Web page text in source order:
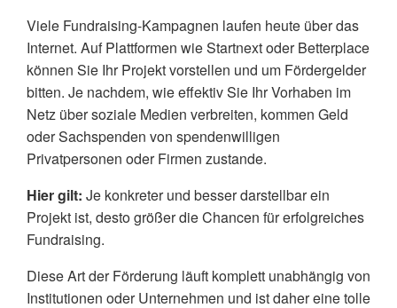
Viele Fundraising-Kampagnen laufen heute über das
Internet. Auf Plattformen wie Startnext oder Betterplace
können Sie Ihr Projekt vorstellen und um Fördergelder
bitten. Je nachdem, wie effektiv Sie Ihr Vorhaben im
Netz über soziale Medien verbreiten, kommen Geld
oder Sachspenden von spendenwilligen
Privatpersonen oder Firmen zustande.
Hier gilt: Je konkreter und besser darstellbar ein
Projekt ist, desto größer die Chancen für erfolgreiches
Fundraising.
Diese Art der Förderung läuft komplett unabhängig von
Institutionen oder Unternehmen und ist daher eine tolle